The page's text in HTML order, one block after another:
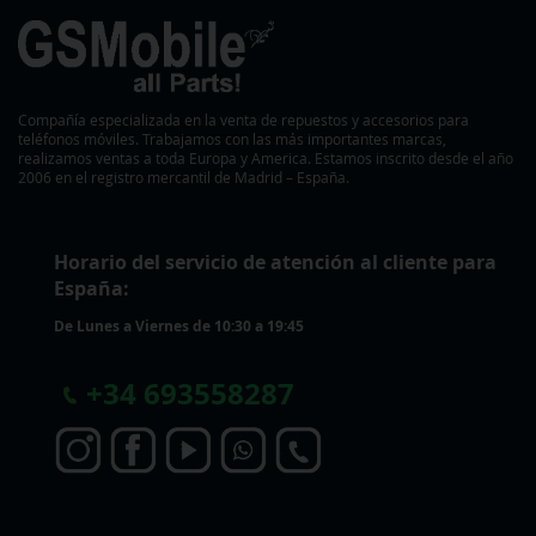
Compañía especializada en la venta de repuestos y accesorios para
teléfonos móviles. Trabajamos con las más importantes marcas,
realizamos ventas a toda Europa y America. Estamos inscrito desde el año
2006 en el registro mercantil de Madrid – España.
Horario del servicio de atención al cliente para
España:
De Lunes a Viernes de 10:30 a 19:45
+34 693558287